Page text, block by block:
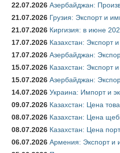
22.07.2026 Азербайджан:
21.07.2026 Грузия: Экспорт и
21.07.2026 Киргизия: в июне
17.07.2026 Казахстан: Экспорт
17.07.2026 Азербайджан:
15.07.2026 Казахстан: Экспорт
15.07.2026 Азербайджан:
14.07.2026 Украина: Импорт и
09.07.2026 Казахстан: Цена
08.07.2026 Казахстан: Цена
08.07.2026 Казахстан: Цена
06.07.2026 Армения: Экспорт и